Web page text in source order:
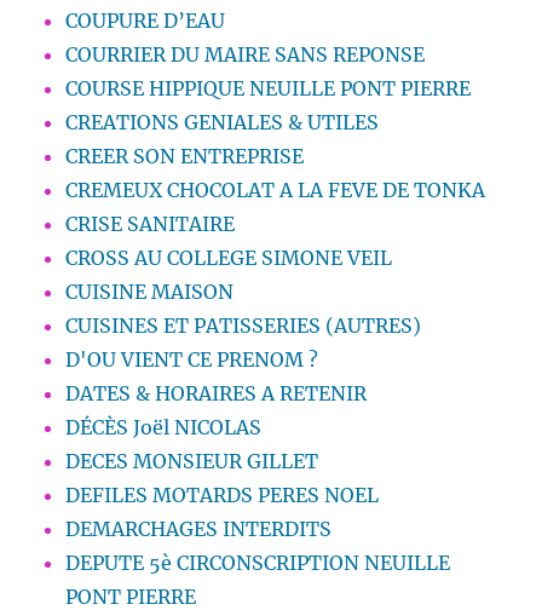
COUPURE D’EAU
COURRIER DU MAIRE SANS REPONSE
COURSE HIPPIQUE NEUILLE PONT PIERRE
CREATIONS GENIALES & UTILES
CREER SON ENTREPRISE
CREMEUX CHOCOLAT A LA FEVE DE TONKA
CRISE SANITAIRE
CROSS AU COLLEGE SIMONE VEIL
CUISINE MAISON
CUISINES ET PATISSERIES (AUTRES)
D'OU VIENT CE PRENOM ?
DATES & HORAIRES A RETENIR
DÉCÈS Joël NICOLAS
DECES MONSIEUR GILLET
DEFILES MOTARDS PERES NOEL
DEMARCHAGES INTERDITS
DEPUTE 5è CIRCONSCRIPTION NEUILLE
PONT PIERRE